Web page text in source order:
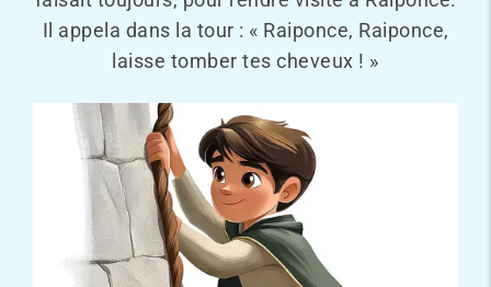
Il appela dans la tour : « Raiponce, Raiponce,
laisse tomber tes cheveux ! »